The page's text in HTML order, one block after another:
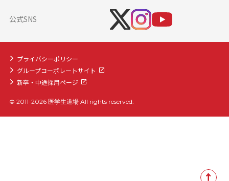
医学部入学前物理学準備コース
公式SNS
プライバシーポリシー
グループコーポレートサイト
新卒・中途採用ページ
© 2011-2026 医学生道場 All rights reserved.